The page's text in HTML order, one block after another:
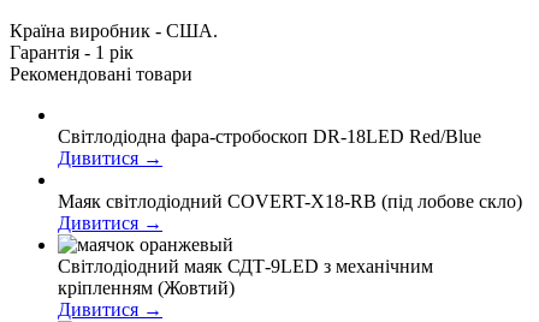
Країна виробник - США.
Гарантія - 1 рік
Рекомендованi товари
Світлодіодна фара-стробоскоп DR-18LED Red/Blue
Дивитися →
Маяк світлодіодний COVERT-X18-RB (під лобове скло)
Дивитися →
Світлодіодний маяк СДТ-9LED з механічним
кріпленням (Жовтий)
Дивитися →